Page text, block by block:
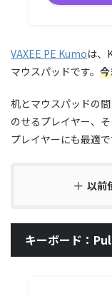
VAXEE PE Kumoは、
マウスパッドです。
机とマウスパッドの
のせるプレイヤー、
プレイヤーにも最適で
以前
キーボード：